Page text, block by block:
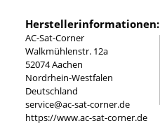
Herstellerinformationen:
AC-Sat-Corner
Walkmühlenstr. 12a
52074 Aachen
Nordrhein-Westfalen
Deutschland
service@ac-sat-corner.de
https://www.ac-sat-corner.de